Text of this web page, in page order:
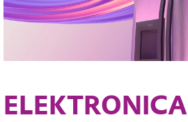
ELEKTRONICA